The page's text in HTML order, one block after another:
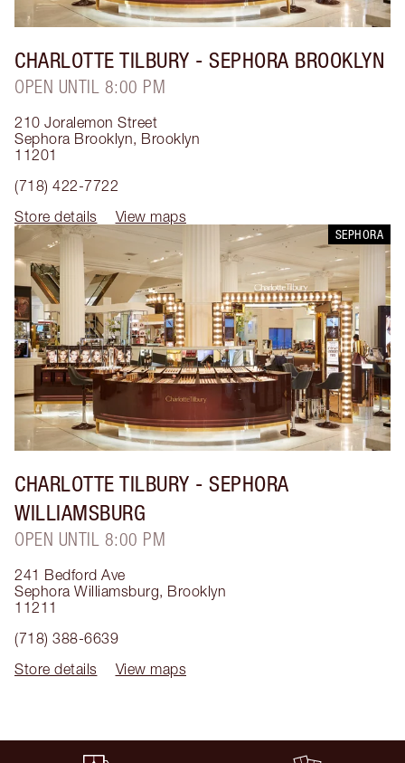
CHARLOTTE TILBURY - SEPHORA BROOKLYN
OPEN UNTIL 8:00 PM
210 Joralemon Street
Sephora Brooklyn, Brooklyn
11201
(718) 422-7722
Store details
View maps
SEPHORA
CHARLOTTE TILBURY - SEPHORA
WILLIAMSBURG
OPEN UNTIL 8:00 PM
241 Bedford Ave
Sephora Williamsburg, Brooklyn
11211
(718) 388-6639
Store details
View maps